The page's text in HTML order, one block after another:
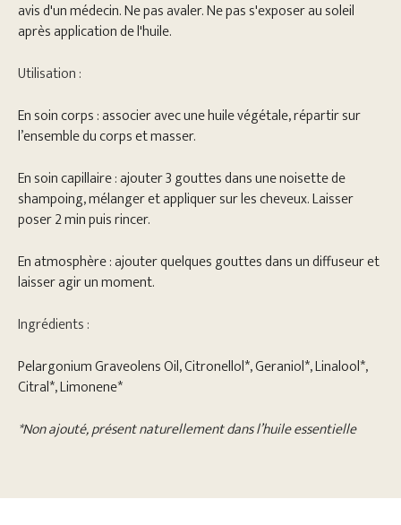
avis d'un médecin. Ne pas avaler. Ne pas s'exposer au soleil
après application de l'huile.
Utilisation :
En soin corps : associer avec une huile végétale, répartir sur
l’ensemble du corps et masser.
En soin capillaire : ajouter 3 gouttes dans une noisette de
shampoing, mélanger et appliquer sur les cheveux. Laisser
poser 2 min puis rincer.
En atmosphère : ajouter quelques gouttes dans un diffuseur et
laisser agir un moment.
Ingrédients :
Pelargonium Graveolens Oil, Citronellol*, Geraniol*, Linalool*,
Citral*, Limonene*
*Non ajouté, présent naturellement dans l’huile essentielle